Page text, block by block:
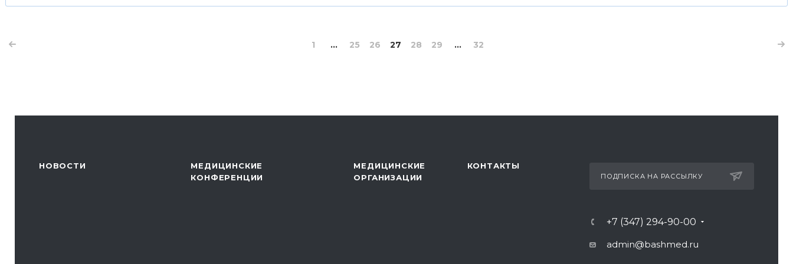
1 ... 25 26 27 28 29 ... 32
НОВОСТИ
МЕДИЦИНСКИЕ
КОНФЕРЕНЦИИ
МЕДИЦИНСКИЕ
ОРГАНИЗАЦИИ
КОНТАКТЫ
ПОДПИСКА НА РАССЫЛКУ
+7 (347) 294-90-00
admin@bashmed.ru